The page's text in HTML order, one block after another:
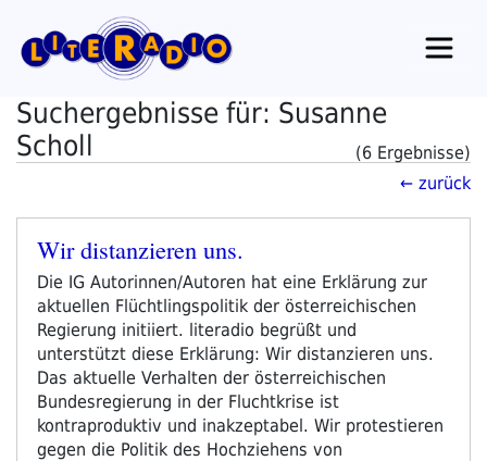
Inhalt
springen
Suchergebnisse für: Susanne
Scholl
(6 Ergebnisse)
← zurück
Veröffentlicht
Wir distanzieren uns.
Die IG Autorinnen/Autoren hat eine Erklärung zur
aktuellen Flüchtlingspolitik der österreichischen
Regierung initiiert. literadio begrüßt und
unterstützt diese Erklärung: Wir distanzieren uns.
Das aktuelle Verhalten der österreichischen
Bundesregierung in der Fluchtkrise ist
kontraproduktiv und inakzeptabel. Wir protestieren
gegen die Politik des Hochziehens von